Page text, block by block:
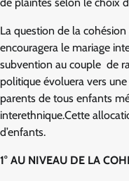
La question de la
encouragera le mariage
subvention au couple de
politique évoluera vers
parents de tous enfants
interethnique.Cette
d’enfants.
1° AU NIVEAU DE LA